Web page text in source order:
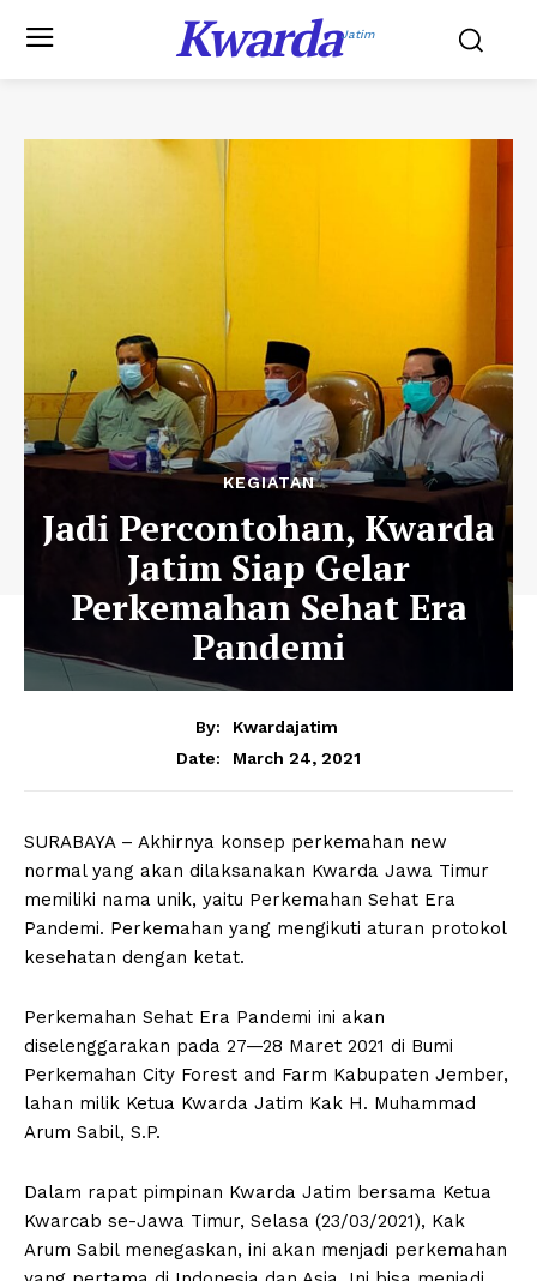
KwardaJatim
KEGIATAN
Jadi Percontohan, Kwarda
Jatim Siap Gelar
Perkemahan Sehat Era
Pandemi
By:
Kwardajatim
Date:
March 24, 2021
SURABAYA – Akhirnya konsep perkemahan new
normal yang akan dilaksanakan Kwarda Jawa Timur
memiliki nama unik, yaitu Perkemahan Sehat Era
Pandemi. Perkemahan yang mengikuti aturan protokol
kesehatan dengan ketat.
Perkemahan Sehat Era Pandemi ini akan
diselenggarakan pada 27—28 Maret 2021 di Bumi
Perkemahan City Forest and Farm Kabupaten Jember,
lahan milik Ketua Kwarda Jatim Kak H. Muhammad
Arum Sabil, S.P.
Dalam rapat pimpinan Kwarda Jatim bersama Ketua
Kwarcab se-Jawa Timur, Selasa (23/03/2021), Kak
Arum Sabil menegaskan, ini akan menjadi perkemahan